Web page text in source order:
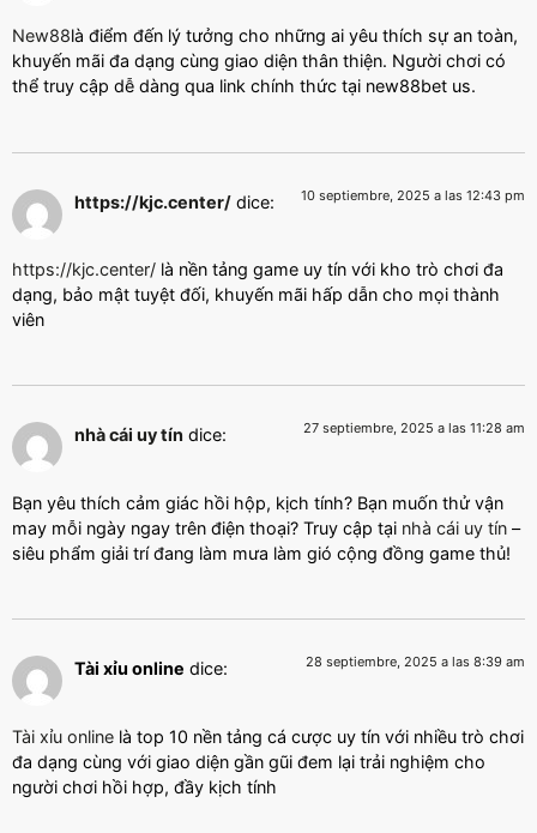
New88là điểm đến lý tưởng cho những ai yêu thích sự an toàn,
khuyến mãi đa dạng cùng giao diện thân thiện. Người chơi có
thể truy cập dễ dàng qua link chính thức tại new88bet us.
https://kjc.center/ dice: 10 septiembre, 2025 a las 12:43 pm
https://kjc.center/ là nền tảng game uy tín với kho trò chơi đa
dạng, bảo mật tuyệt đối, khuyến mãi hấp dẫn cho mọi thành
viên
nhà cái uy tín dice: 27 septiembre, 2025 a las 11:28 am
Bạn yêu thích cảm giác hồi hộp, kịch tính? Bạn muốn thử vận
may mỗi ngày ngay trên điện thoại? Truy cập tại nhà cái uy tín –
siêu phẩm giải trí đang làm mưa làm gió cộng đồng game thủ!
Tài xỉu online dice: 28 septiembre, 2025 a las 8:39 am
Tài xỉu online là top 10 nền tảng cá cược uy tín với nhiều trò chơi
đa dạng cùng với giao diện gần gũi đem lại trải nghiệm cho
người chơi hồi hợp, đầy kịch tính